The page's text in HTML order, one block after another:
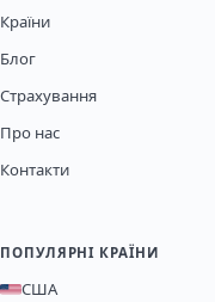
Країни
Блог
Страхування
Про нас
Контакти
ПОПУЛЯРНІ КРАЇНИ
США